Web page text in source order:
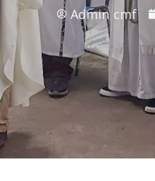
Admin cmf